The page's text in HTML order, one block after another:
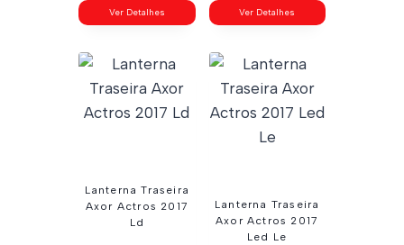
Ver Detalhes Ver Detalhes
Lanterna Traseira
Axor Actros 2017
Ld
Lanterna Traseira
Axor Actros 2017
Led Le